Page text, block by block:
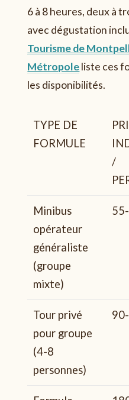
6 à 8 heures, deux à
avec dégustation
Tourisme de
Métropoleliste ces
les disponibilités.
TYPE DE
FORMULE
/
Minibus
opérateur
généraliste
(groupe
mixte)
Tour privé
pour groupe
(4-8
personnes)